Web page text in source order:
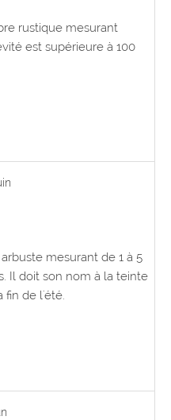
rustique mesurant
est supérieure à 100
mesurant de 1 à 5
Il doit son nom à la teinte
fin de l'été.